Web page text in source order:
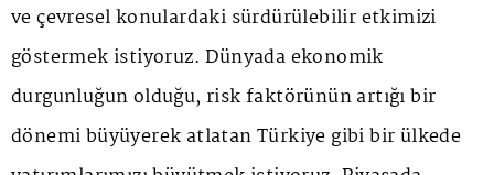
ve çevresel konulardaki sürdürülebilir etkimizi
göstermek istiyoruz. Dünyada ekonomik
durgunluğun olduğu, risk faktörünün artığı bir
dönemi büyüyerek atlatan Türkiye gibi bir ülkede